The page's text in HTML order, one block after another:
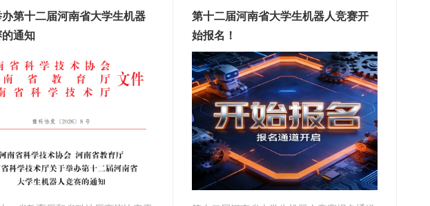
办第十二届河南省大学生机器
的通知
第十二届河南省大学生机器人竞赛开
始报名！